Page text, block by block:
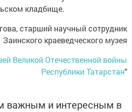
кладбище.
старший научный сотрудник
Заинского краеведческого музея
Великой Отечественной войны
Республики Татарстан"
важным и интересным в